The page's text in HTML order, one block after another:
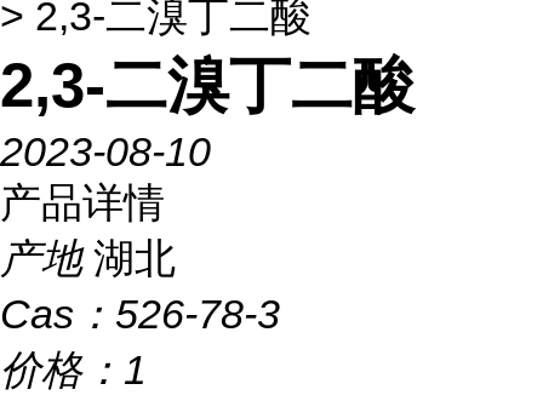
> 2,3-二溴丁二酸
2,3-二溴丁二酸
2023-08-10
产品详情
产地 湖北
Cas： 526-78-3
价格： 1